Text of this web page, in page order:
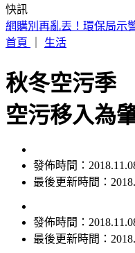
快訊
荷姆茲海峽通航傳進展！
議
秋冬空污季
空污移入為
發佈時間：
發佈時間：